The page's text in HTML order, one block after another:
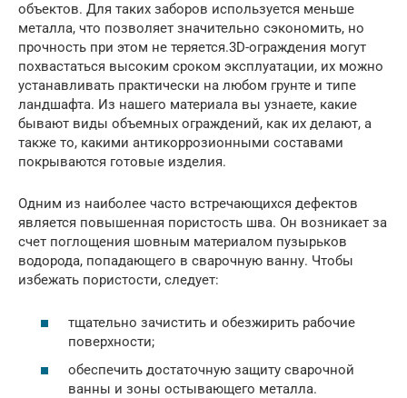
объектов. Для таких заборов используется меньше
металла, что позволяет значительно сэкономить, но
прочность при этом не теряется.3D-ограждения могут
похвастаться высоким сроком эксплуатации, их можно
устанавливать практически на любом грунте и типе
ландшафта. Из нашего материала вы узнаете, какие
бывают виды объемных ограждений, как их делают, а
также то, какими антикоррозионными составами
покрываются готовые изделия.
Одним из наиболее часто встречающихся дефектов
является повышенная пористость шва. Он возникает за
счет поглощения шовным материалом пузырьков
водорода, попадающего в сварочную ванну. Чтобы
избежать пористости, следует:
тщательно зачистить и обезжирить рабочие
поверхности;
обеспечить достаточную защиту сварочной
ванны и зоны остывающего металла.